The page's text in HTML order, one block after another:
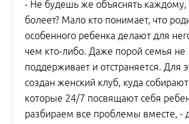
- Не будешь же объяснять каждому,
болеет? Мало кто понимает, что
особенного ребенка делают для
чем кто-либо. Даже порой семья не
поддерживает и отстраняется. Для
создан женский клуб, куда
которые 24/7 посвящают себя
разбираем все проблемы вместе, -